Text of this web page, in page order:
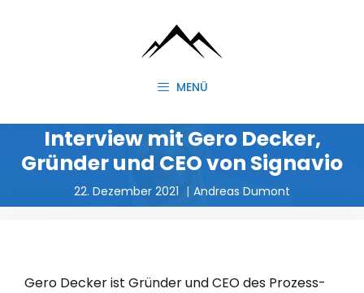
MENÜ
Interview mit Gero Decker,
Gründer und CEO von Signavio
22. Dezember 2021 Andreas Dumont
Gero Decker ist Gründer und CEO des Prozess-